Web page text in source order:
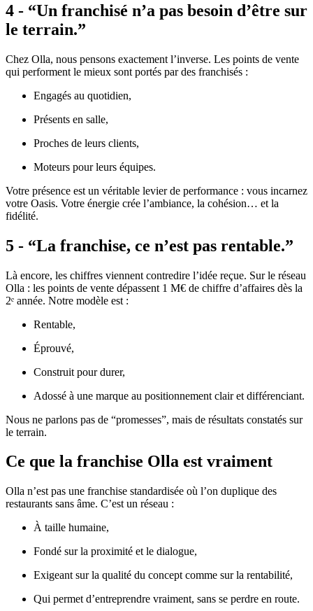
4 - “Un franchisé n’a pas besoin d’être sur
le terrain.”
Chez Olla, nous pensons exactement l’inverse. Les points de vente
qui performent le mieux sont portés par des franchisés :
Engagés au quotidien,
Présents en salle,
Proches de leurs clients,
Moteurs pour leurs équipes.
Votre présence est un véritable levier de performance : vous incarnez
votre Oasis. Votre énergie crée l’ambiance, la cohésion… et la
fidélité.
5 - “La franchise, ce n’est pas rentable.”
Là encore, les chiffres viennent contredire l’idée reçue. Sur le réseau
Olla : les points de vente dépassent 1 M€ de chiffre d’affaires dès la
2ᵉ année. Notre modèle est :
Rentable,
Éprouvé,
Construit pour durer,
Adossé à une marque au positionnement clair et différenciant.
Nous ne parlons pas de “promesses”, mais de résultats constatés sur
le terrain.
Ce que la franchise Olla est vraiment
Olla n’est pas une franchise standardisée où l’on duplique des
restaurants sans âme. C’est un réseau :
À taille humaine,
Fondé sur la proximité et le dialogue,
Exigeant sur la qualité du concept comme sur la rentabilité,
Qui permet d’entreprendre vraiment, sans se perdre en route.